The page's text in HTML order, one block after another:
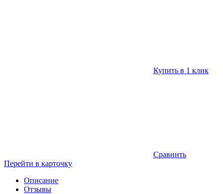
Купить в 1 клик
Сравнить
Перейти в карточку
Описание
Отзывы